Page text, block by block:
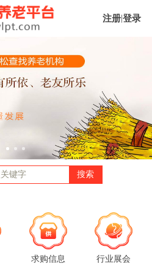
注册 |登录
搜索
求购信息 行业展会